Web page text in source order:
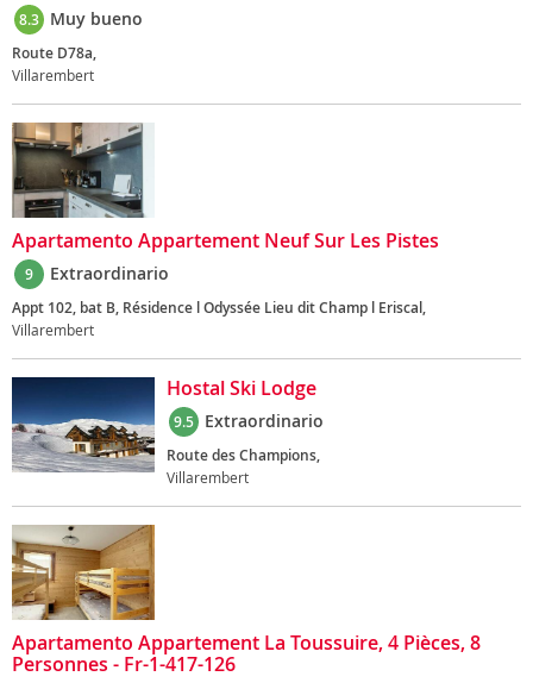
8.3 Muy bueno
Route D78a,
Villarembert
Apartamento Appartement Neuf Sur Les Pistes
9 Extraordinario
Appt 102, bat B, Résidence l Odyssée Lieu dit Champ l Eriscal,
Villarembert
Hostal Ski Lodge
9.5 Extraordinario
Route des Champions,
Villarembert
Apartamento Appartement La Toussuire, 4 Pièces, 8
Personnes - Fr-1-417-126